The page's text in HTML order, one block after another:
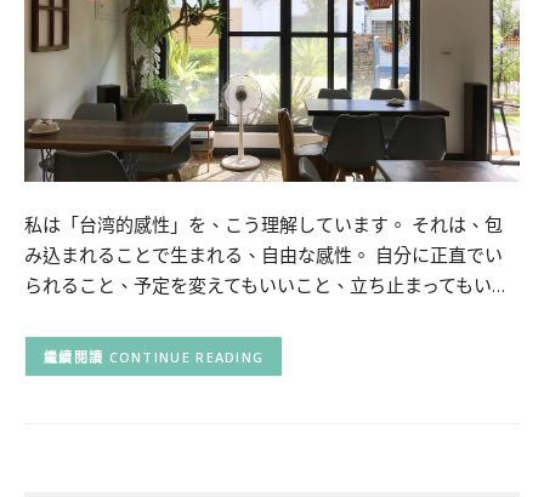
私は「台湾的感性」を、こう理解しています。 それは、包
み込まれることで生まれる、自由な感性。 自分に正直でい
られること、予定を変えてもいいこと、立ち止まってもい…
CONTINUE READING